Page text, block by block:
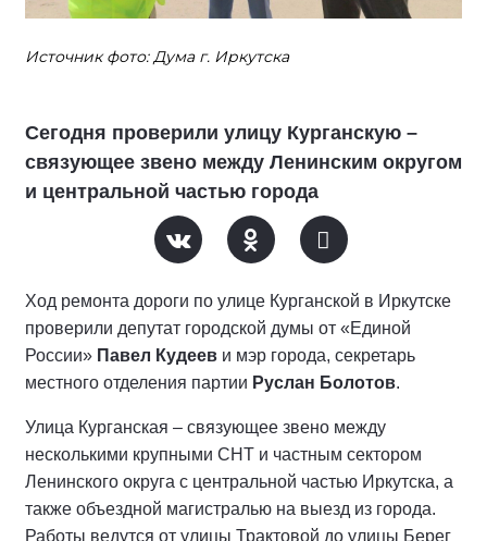
Источник фото: Дума г. Иркутска
Сегодня проверили улицу Курганскую –
связующее звено между Ленинским округом
и центральной частью города
Ход ремонта дороги по улице Курганской в Иркутске
проверили депутат городской думы от «Единой
России» Павел Кудеев и мэр города, секретарь
местного отделения партии Руслан Болотов.
Улица Курганская – связующее звено между
несколькими крупными СНТ и частным сектором
Ленинского округа с центральной частью Иркутска, а
также объездной магистралью на выезд из города.
Работы ведутся от улицы Трактовой до улицы Берег